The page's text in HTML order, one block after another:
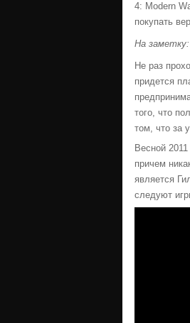
4: Modern
покупать
На
Не раз
придется
того, что
том, что за
Весной
причем
является
следуют